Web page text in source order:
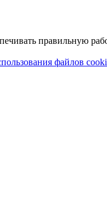
правильную
файлов